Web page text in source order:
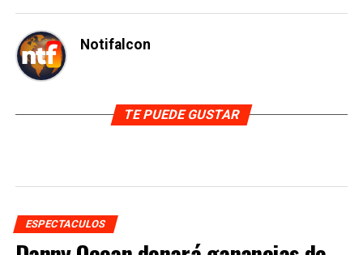
Notifalcon
TE PUEDE GUSTAR
ESPECTACULOS